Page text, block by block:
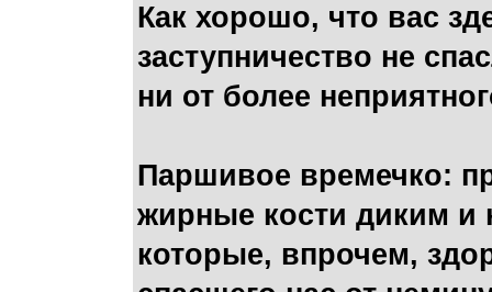
Как хорошо, что вас
заступничество не
ни от более
Паршивое времечко:
жирные кости диким и
которые, впрочем,